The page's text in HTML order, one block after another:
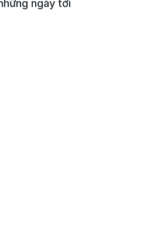
ngày tới